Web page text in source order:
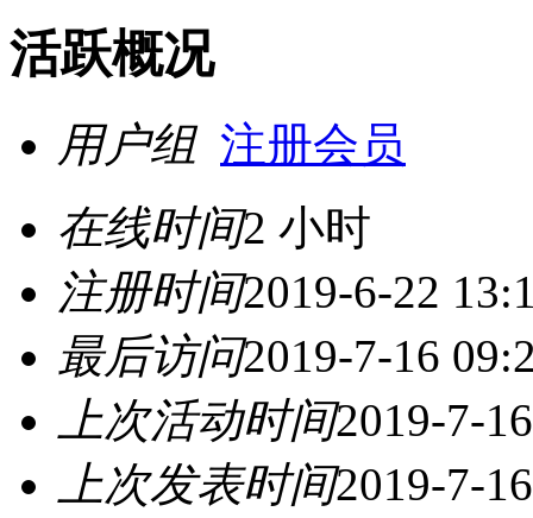
活跃概况
用户组 注册会员
在线时间2 小时
注册时间2019-6-22
最后访问2019-7-16
上次活动时间2019-7-
上次发表时间2019-7-